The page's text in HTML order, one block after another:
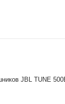
JBL TUNE